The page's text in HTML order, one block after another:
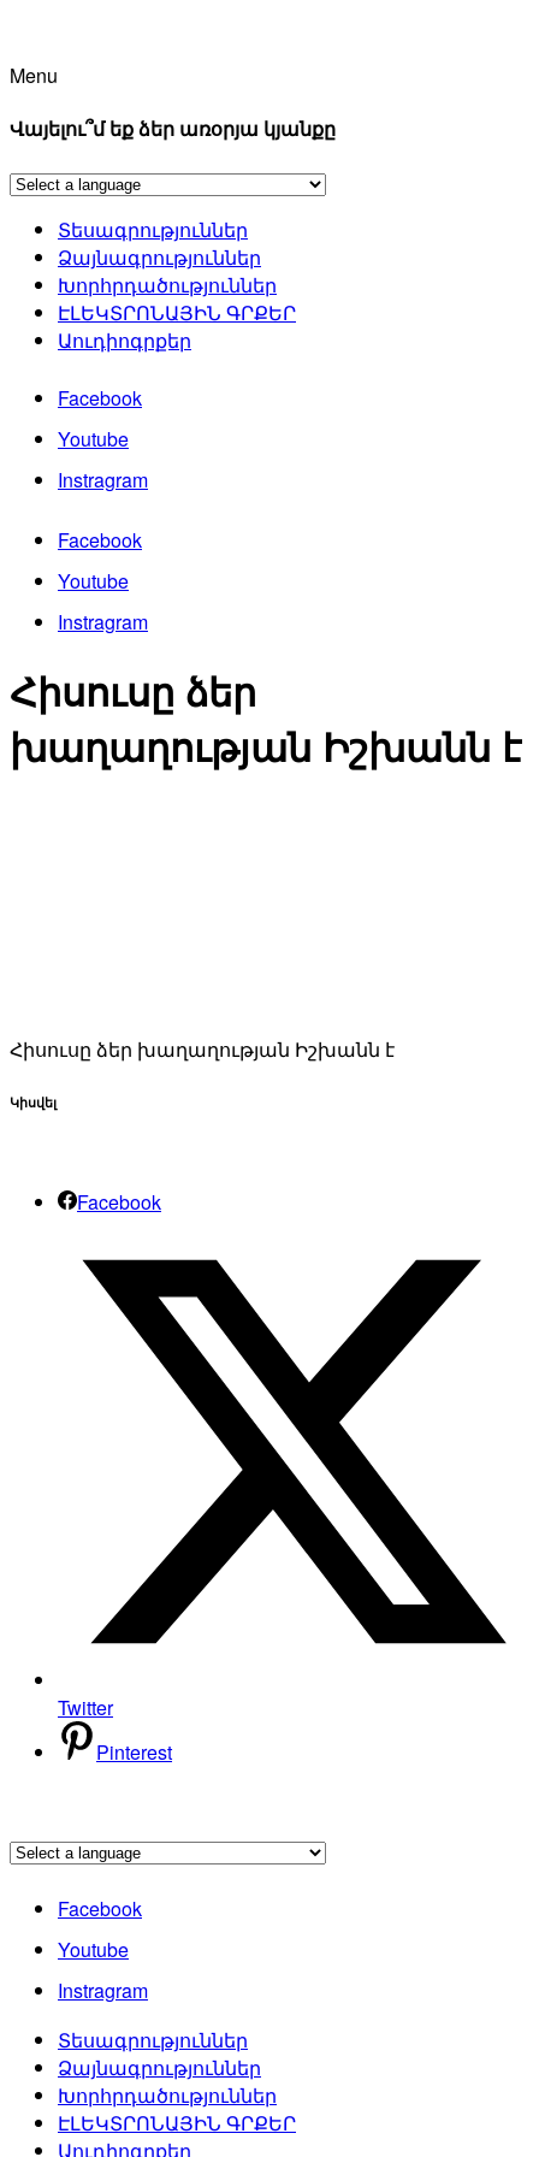
Menu
Վայելու՞մ եք ձեր առօրյա կյանքը
Տեսագրություններ
Ձայնագրություններ
Խորհրդածություններ
ԷԼԵԿՏՐՈՆԱՅԻՆ ԳՐՔԵՐ
Աուդիոգրքեր
Facebook
Youtube
Instragram
Facebook
Youtube
Instragram
Հիսուսը ձեր
խաղաղության Իշխանն է
Հիսուսը ձեր խաղաղության Իշխանն է
Կիսվել
Facebook
Twitter
Pinterest
Facebook
Youtube
Instragram
Տեսագրություններ
Ձայնագրություններ
Խորհրդածություններ
ԷԼԵԿՏՐՈՆԱՅԻՆ ԳՐՔԵՐ
Աուդիոգրքեր